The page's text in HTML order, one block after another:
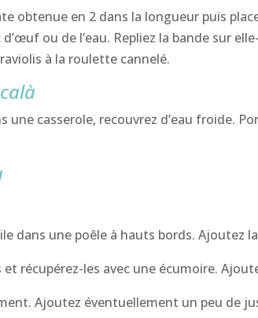
obtenue en 2 dans la longueur puis
ou de l’eau. Repliez la bande sur
à la roulette cannelé.
une casserole, recouvrez d’eau froide.
dans une poêle à hauts bords. Ajoutez
récupérez-les avec une écumoire.
Ajoutez éventuellement un peu de